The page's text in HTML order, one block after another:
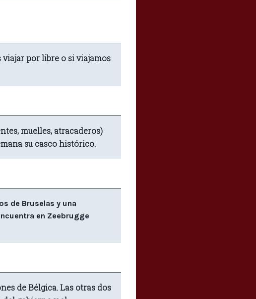
por libre o si viajamos
muelles, atracaderos)
su casco histórico.
de Bruselas y una
en Zeebrugge
de Bélgica. Las otras dos